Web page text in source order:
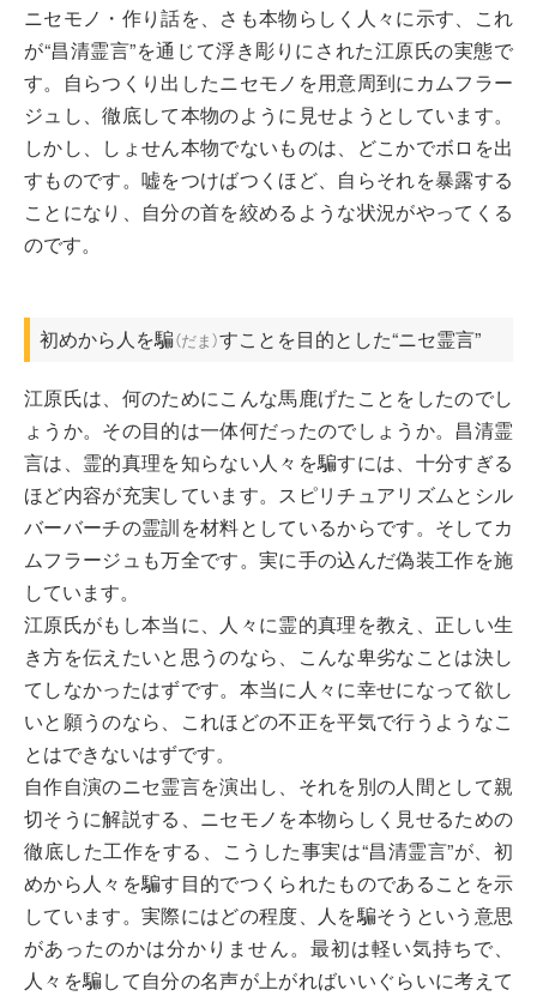
ニセモノ・作り話を、さも本物らしく人々に示す、これ
が“昌清霊言”を通じて浮き彫りにされた江原氏の実態で
す。自らつくり出したニセモノを用意周到にカムフラー
ジュし、徹底して本物のように見せようとしています。
しかし、しょせん本物でないものは、どこかでボロを出
すものです。嘘をつけばつくほど、自らそれを暴露する
ことになり、自分の首を絞めるような状況がやってくる
のです。
初めから人を騙（だま）すことを目的とした“ニセ霊言”
江原氏は、何のためにこんな馬鹿げたことをしたのでし
ょうか。その目的は一体何だったのでしょうか。昌清霊
言は、霊的真理を知らない人々を騙すには、十分すぎる
ほど内容が充実しています。スピリチュアリズムとシル
バーバーチの霊訓を材料としているからです。そしてカ
ムフラージュも万全です。実に手の込んだ偽装工作を施
しています。
江原氏がもし本当に、人々に霊的真理を教え、正しい生
き方を伝えたいと思うのなら、こんな卑劣なことは決し
てしなかったはずです。本当に人々に幸せになって欲し
いと願うのなら、これほどの不正を平気で行うようなこ
とはできないはずです。
自作自演のニセ霊言を演出し、それを別の人間として親
切そうに解説する、ニセモノを本物らしく見せるための
徹底した工作をする、こうした事実は“昌清霊言”が、初
めから人々を騙す目的でつくられたものであることを示
しています。実際にはどの程度、人を騙そうという意思
があったのかは分かりません。最初は軽い気持ちで、
人々を騙して自分の名声が上がればいいぐらいに考えて